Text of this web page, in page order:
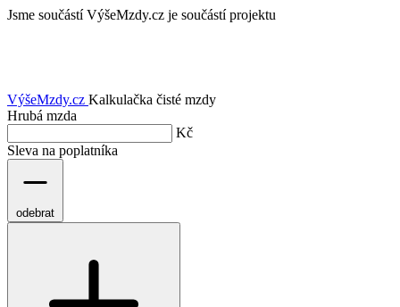
Jsme součástí VýšeMzdy.cz je součástí projektu
VýšeMzdy.cz Kalkulačka čisté mzdy
Hrubá mzda
Kč
Sleva na poplatníka
odebrat